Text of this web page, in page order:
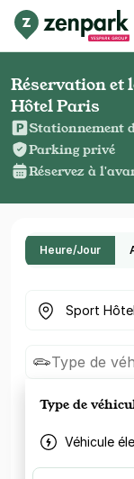
Réservation et
Hôtel Paris
Stationnement
Parking privé
Réservez à
Heure/Jour
Où cherchez-
Type de
Type de
Véhicule